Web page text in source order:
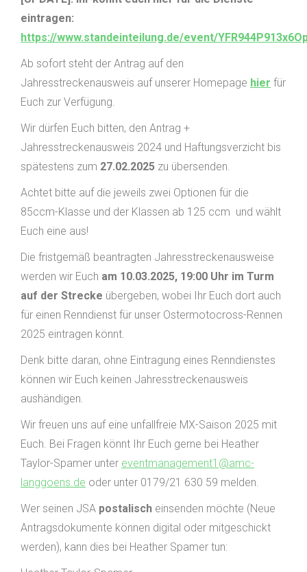
eintragen:
https://www.standeinteilung.de/event/
Ab sofort steht der Antrag auf den
Jahresstreckenausweis auf unserer Homepage hier für
Euch zur Verfügung.
Wir dürfen Euch bitten, den Antrag +
Jahresstreckenausweis 2024 und Haftungsverzicht bis
spätestens zum 27.02.2025 zu übersenden.
Achtet bitte auf die jeweils zwei Optionen für die
85ccm-Klasse und der Klassen ab 125 ccm und wählt
Euch eine aus!
Die fristgemäß beantragten Jahresstreckenausweise
werden wir Euch am 10.03.2025, 19:00 Uhr im Turm
auf der Strecke übergeben, wobei Ihr Euch dort auch
für einen Renndienst für unser Ostermotocross-Rennen
2025 eintragen könnt.
Denk bitte daran, ohne Eintragung eines Renndienstes
können wir Euch keinen Jahresstreckenausweis
aushändigen.
Wir freuen uns auf eine unfallfreie MX-Saison 2025 mit
Euch. Bei Fragen könnt Ihr Euch gerne bei Heather
Taylor-Spamer unter eventmanagement1@amc-
langgoens.de oder unter 0179/21 630 59 melden.
Wer seinen JSA postalisch einsenden möchte (Neue
Antragsdokumente können digital oder mitgeschickt
werden), kann dies bei Heather Spamer tun: